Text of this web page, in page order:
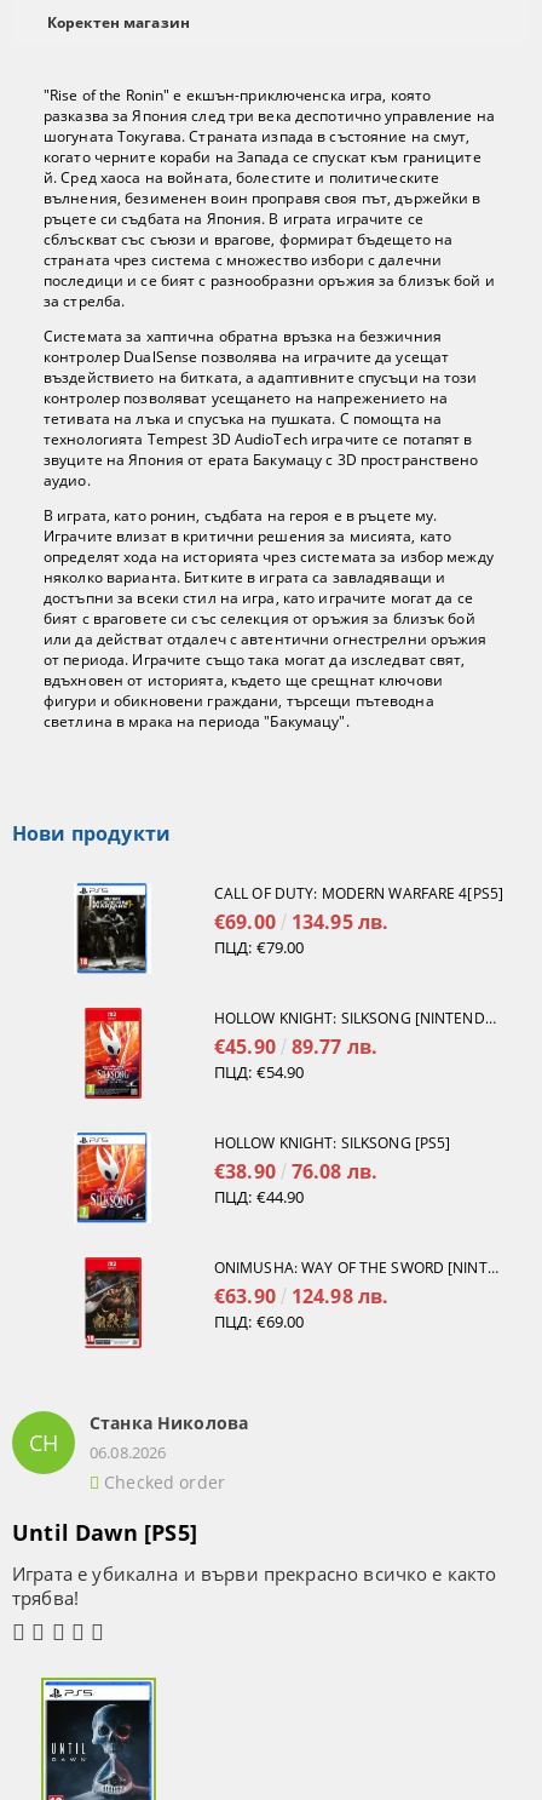
Коректен магазин
"Rise of the Ronin" е екшън-приключенска игра, която
разказва за Япония след три века деспотично управление на
шогуната Токугава. Страната изпада в състояние на смут,
когато черните кораби на Запада се спускат към границите
й. Сред хаоса на войната, болестите и политическите
вълнения, безименен воин проправя своя път, държейки в
ръцете си съдбата на Япония. В играта играчите се
сблъскват със съюзи и врагове, формират бъдещето на
страната чрез система с множество избори с далечни
последици и се бият с разнообразни оръжия за близък бой и
за стрелба.
Системата за хаптична обратна връзка на безжичния
контролер DualSense позволява на играчите да усещат
въздействието на битката, а адаптивните спусъци на този
контролер позволяват усещането на напрежението на
тетивата на лъка и спусъка на пушката. С помощта на
технологията Tempest 3D AudioTech играчите се потапят в
звуците на Япония от ерата Бакумацу с 3D пространствено
аудио.
В играта, като ронин, съдбата на героя е в ръцете му.
Играчите влизат в критични решения за мисията, като
определят хода на историята чрез системата за избор между
няколко варианта. Битките в играта са завладяващи и
достъпни за всеки стил на игра, като играчите могат да се
бият с враговете си със селекция от оръжия за близък бой
или да действат отдалеч с автентични огнестрелни оръжия
от периода. Играчите също така могат да изследват свят,
вдъхновен от историята, където ще срещнат ключови
фигури и обикновени граждани, търсещи пътеводна
светлина в мрака на периода "Бакумацу".
Нови продукти
CALL OF DUTY: MODERN WARFARE 4[PS5]
€69.00 134.95 лв.
ПЦД: €79.00
HOLLOW KNIGHT: SILKSONG [NINTENDO SWITCH 2]
€45.90 89.77 лв.
ПЦД: €54.90
HOLLOW KNIGHT: SILKSONG [PS5]
€38.90 76.08 лв.
ПЦД: €44.90
ONIMUSHA: WAY OF THE SWORD [NINTENDO SWITCH 2]
€63.90 124.98 лв.
ПЦД: €69.00
СН
Станка Николова
06.08.2026
Checked order
Until Dawn [PS5]
Играта е убикална и върви прекрасно всичко е както
трябва!